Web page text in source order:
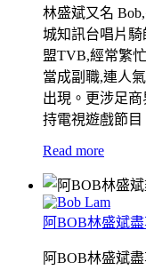
林盛斌又名
城知訊台唱片
盟TVB,經常繁
當成副職,連人
出現。更涉足
持電視遊戲節目
Read more
阿BOB林盛斌
阿BOB林盛斌